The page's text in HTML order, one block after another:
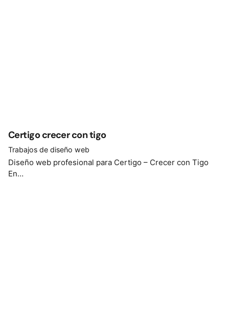
Certigo crecer con tigo
Trabajos de diseño web
Diseño web profesional para Certigo – Crecer con Tigo
En…